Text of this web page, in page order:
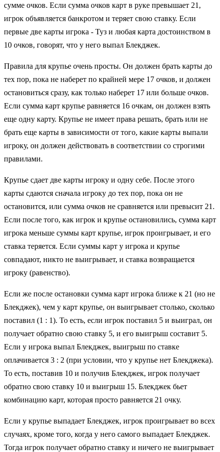
сумме очков. Если сумма очков карт в руке превышает 21,
игрок объявляется банкротом и теряет свою ставку. Если
первые две карты игрока - Туз и любая карта достоинством в
10 очков, говорят, что у него выпал Блекджек.
Правила для крупье очень просты. Он должен брать карты до
тех пор, пока не наберет по крайней мере 17 очков, и должен
остановиться сразу, как только наберет 17 или больше очков.
Если сумма карт крупье равняется 16 очкам, он должен взять
еще одну карту. Крупье не имеет права решать, брать или не
брать еще карты в зависимости от того, какие карты выпали
игроку, он должен действовать в соответствии со строгими
правилами.
Крупье сдает две карты игроку и одну себе. После этого
карты сдаются сначала игроку до тех пор, пока он не
остановится, или сумма очков не сравняется или превысит 21.
Если после того, как игрок и крупье остановились, сумма карт
игрока меньше суммы карт крупье, игрок проигрывает, и его
ставка теряется. Если суммы карт у игрока и крупье
совпадают, никто не выигрывает, и ставка возвращается
игроку (равенство).
Если же после остановки сумма карт игрока ближе к 21 (но не
Блекджек), чем у карт крупье, он выигрывает столько, сколько
поставил (1 : 1). То есть, если игрок поставил 5 и выиграл, он
получает обратно свою ставку 5, и его выигрыш составит 5.
Если у игрока выпал Блекджек, выигрыш по ставке
оплачивается 3 : 2 (при условии, что у крупье нет Блекджека).
То есть, поставив 10 и получив Блекджек, игрок получает
обратно свою ставку 10 и выигрыш 15. Блекджек бьет
комбинацию карт, которая просто равняется 21 очку.
Если у крупье выпадает Блекджек, игрок проигрывает во всех
случаях, кроме того, когда у него самого выпадает Блекджек.
Тогда игрок получает обратно ставку и ничего не выигрывает